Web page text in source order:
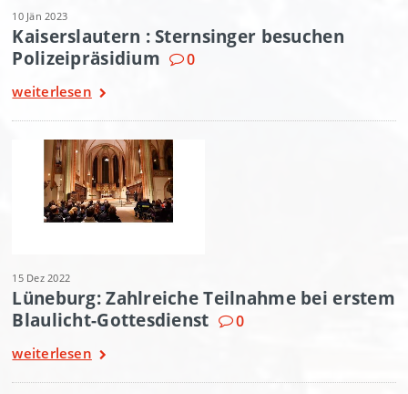
10 Jän 2023
Kaiserslautern : Sternsinger besuchen
Polizeipräsidium
0
weiterlesen
15 Dez 2022
Lüneburg: Zahlreiche Teilnahme bei erstem
Blaulicht-Gottesdienst
0
weiterlesen